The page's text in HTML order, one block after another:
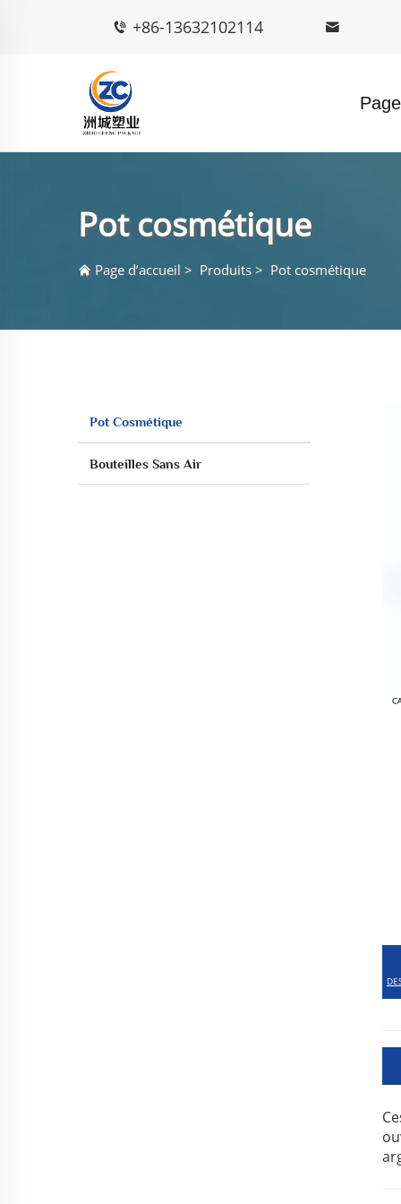
+86-13632102114
Pot cosmétique
Page d’accueil > Produits > Pot cosmétique
Pot Cosmétique
Bouteilles Sans Air